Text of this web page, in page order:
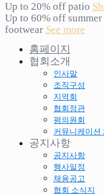
Up to 20% off patio
Up to 60% off summer
footwear See more
홈페이지
협회소개
인사말
조직구성
지역회
협회정관
평의원회
커뮤니케이션
공지사항
공지사항
행사일정
채용공고
협회 소식지